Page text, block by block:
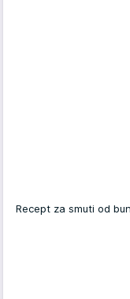
Recept za smuti od